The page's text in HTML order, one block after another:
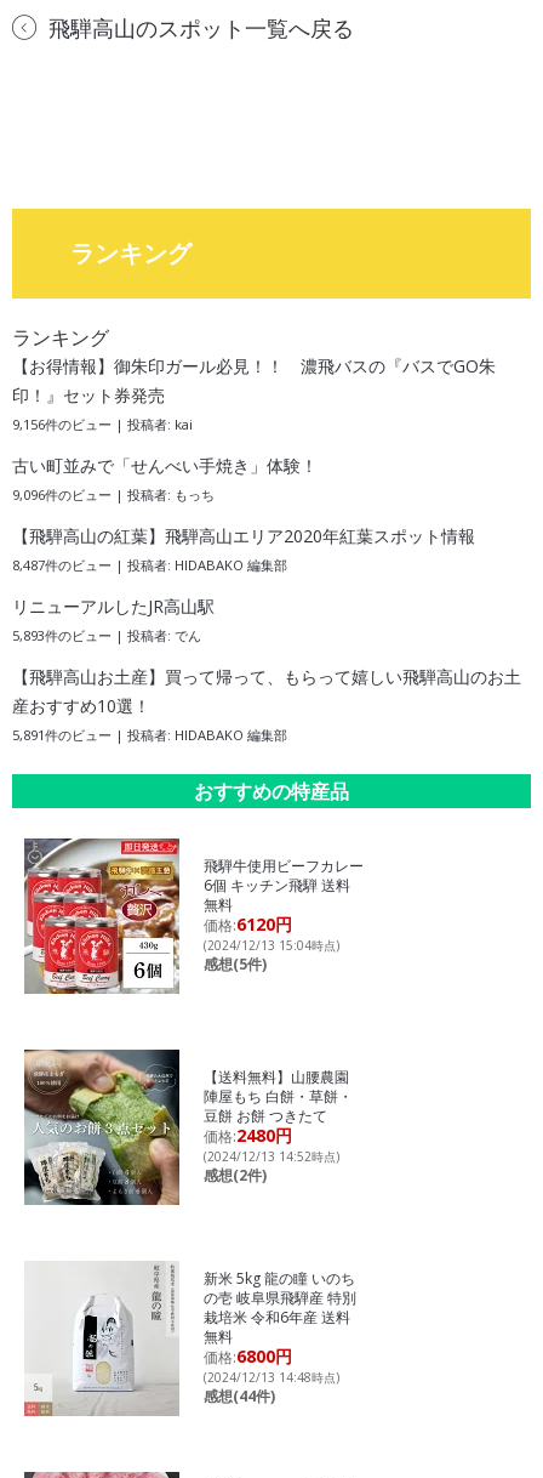
飛騨高山のスポット一覧へ戻る
ランキング
ランキング
【お得情報】御朱印ガール必見！！ 濃飛バスの『バスでGO朱
印！』セット券発売
9,156件のビュー | 投稿者: kai
古い町並みで「せんべい手焼き」体験！
9,096件のビュー | 投稿者: もっち
【飛騨高山の紅葉】飛騨高山エリア2020年紅葉スポット情報
8,487件のビュー | 投稿者: HIDABAKO 編集部
リニューアルしたJR高山駅
5,893件のビュー | 投稿者: でん
【飛騨高山お土産】買って帰って、もらって嬉しい飛騨高山のお土
産おすすめ10選！
5,891件のビュー | 投稿者: HIDABAKO 編集部
おすすめの特産品
飛騨牛使用ビーフカレー
6個 キッチン飛騨 送料
無料
価格:6120円
(2024/12/13 15:04時点)
感想(5件)
【送料無料】山腰農園
陣屋もち 白餅・草餅・
豆餅 お餅 つきたて
価格:2480円
(2024/12/13 14:52時点)
感想(2件)
新米 5kg 龍の瞳 いのち
の壱 岐阜県飛騨産 特別
栽培米 令和6年産 送料
無料
価格:6800円
(2024/12/13 14:48時点)
感想(44件)